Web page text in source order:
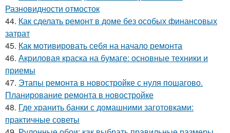
Разновидности отмосток
44. Как сделать ремонт в доме без особых финансовых
затрат
45. Как мотивировать себя на начало ремонта
46. Акриловая краска на бумаге: основные техники и
приемы
47. Этапы ремонта в новостройке с нуля пошагово.
Планирование ремонта в новостройке
48. Где хранить банки с домашними заготовками:
практичные советы